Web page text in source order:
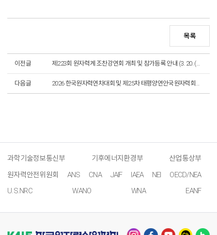
목록
이전글 제223회 원자력계 조찬강연회 개최 및 참가등록 안내 (3. 20. (금) 개최)
다음글
과학기술정보통신부 기후에너지환경부
산업통상부
원자력안전위원회
ANS CNA JAIF IAEA NEI
OECD/NEA
U.S.NRC
WANO WNA EANF